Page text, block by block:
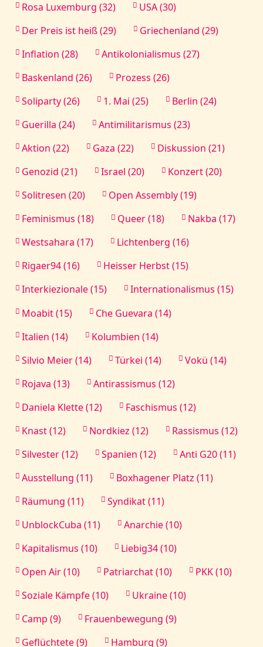
Rosa Luxemburg (32)
USA (30)
Der Preis ist heiß (29)
Griechenland (29)
Inflation (28)
Antikolonialismus (27)
Baskenland (26)
Prozess (26)
Soliparty (26)
1. Mai (25)
Berlin (24)
Guerilla (24)
Antimilitarismus (23)
Aktion (22)
Gaza (22)
Diskussion (21)
Genozid (21)
Israel (20)
Konzert (20)
Solitresen (20)
Open Assembly (19)
Feminismus (18)
Queer (18)
Nakba (17)
Westsahara (17)
Lichtenberg (16)
Rigaer94 (16)
Heisser Herbst (15)
Interkiezionale (15)
Internationalismus (15)
Moabit (15)
Che Guevara (14)
Italien (14)
Kolumbien (14)
Silvio Meier (14)
Türkei (14)
Vokü (14)
Rojava (13)
Antirassismus (12)
Daniela Klette (12)
Faschismus (12)
Knast (12)
Nordkiez (12)
Rassismus (12)
Silvester (12)
Spanien (12)
Anti G20 (11)
Ausstellung (11)
Boxhagener Platz (11)
Räumung (11)
Syndikat (11)
UnblockCuba (11)
Anarchie (10)
Kapitalismus (10)
Liebig34 (10)
Open Air (10)
Patriarchat (10)
PKK (10)
Soziale Kämpfe (10)
Ukraine (10)
Camp (9)
Frauenbewegung (9)
Geflüchtete (9)
Hamburg (9)